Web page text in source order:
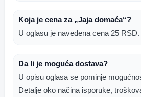
Koja je cena za „Jaja domaća“?
U oglasu je navedena cena 25 RSD.
Da li je moguća dostava?
U opisu oglasa se pominje
Detalje oko načina isporuke,